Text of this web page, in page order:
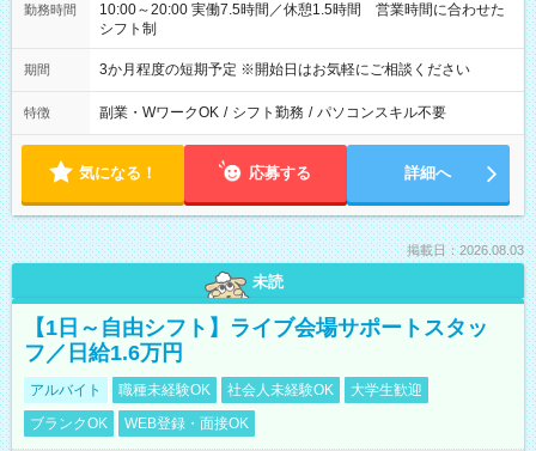
勤務時間
10:00～20:00 実働7.5時間／休憩1.5時間 営業時間に合わせた
シフト制
期間 3か月程度の短期予定 ※開始日はお気軽にご相談ください
特徴 副業・WワークOK / シフト勤務 / パソコンスキル不要
気になる！ 応募する 詳細へ
掲載日：2026.08.03
未読
【1日～自由シフト】ライブ会場サポートスタッ
フ／日給1.6万円
アルバイト 職種未経験OK 社会人未経験OK
大学生歓迎
ブランクOK
WEB登録・面接OK